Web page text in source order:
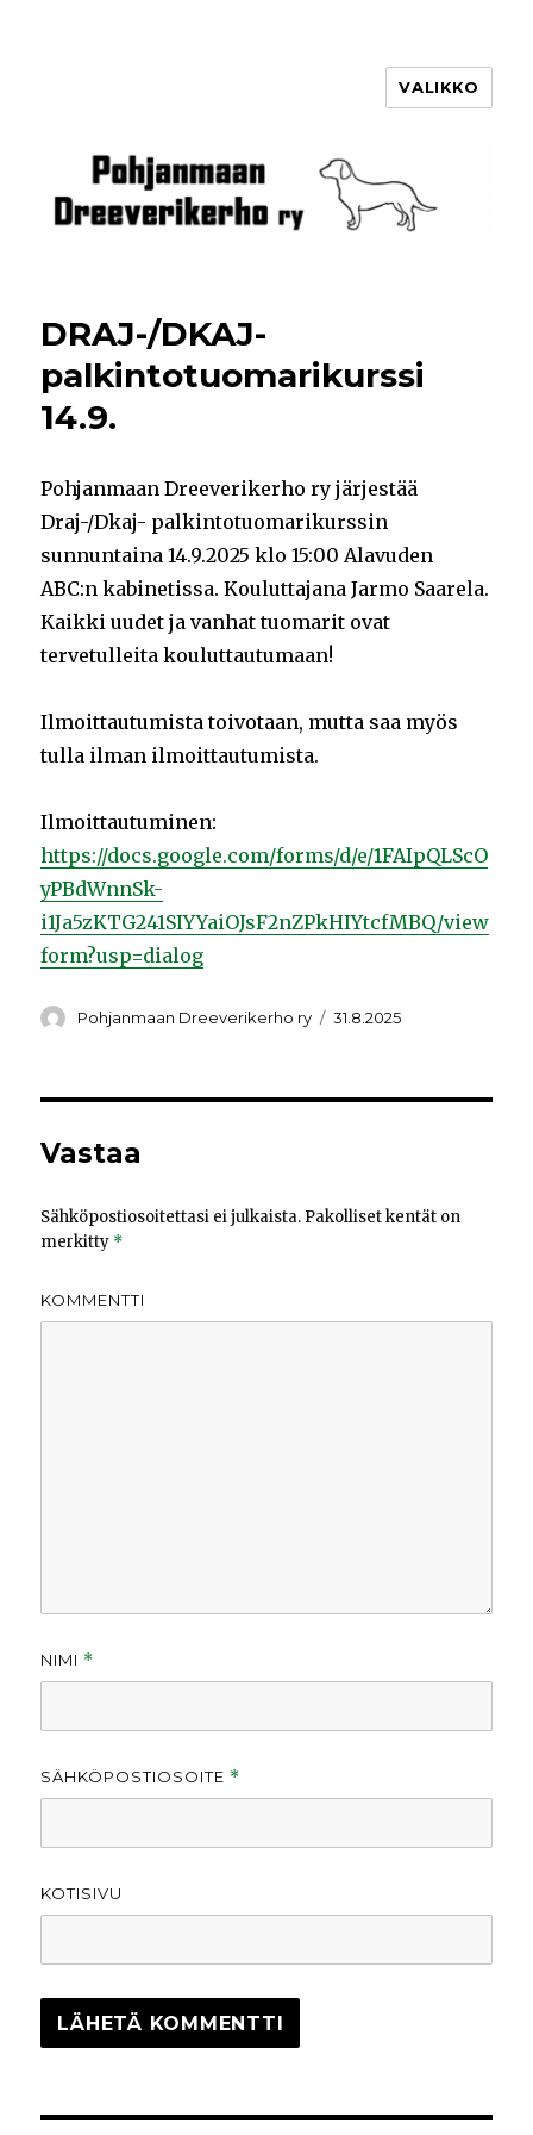
Pohjanmaan Dreeverikerho ry
VALIKKO
DRAJ-/DKAJ-
palkintotuomarikurssi
14.9.
Pohjanmaan Dreeverikerho ry järjestää
Draj-/Dkaj- palkintotuomarikurssin
sunnuntaina 14.9.2025 klo 15:00 Alavuden
ABC:n kabinetissa. Kouluttajana Jarmo Saarela.
Kaikki uudet ja vanhat tuomarit ovat
tervetulleita kouluttautumaan!
Ilmoittautumista toivotaan, mutta saa myös
tulla ilman ilmoittautumista.
Ilmoittautuminen:
https://docs.google.com/forms/d/e/1FAIpQLScO
yPBdWnnSk-
i1Ja5zKTG241SIYYaiOJsF2nZPkHIYtcfMBQ/view
form?usp=dialog
Kirjoittaja
Pohjanmaan Dreeverikerho ry Julkaistu
31.8.2025
Vastaa
Sähköpostiosoitettasi ei julkaista. Pakolliset kentät on
merkitty *
KOMMENTTI
NIMI *
SÄHKÖPOSTIOSOITE *
KOTISIVU